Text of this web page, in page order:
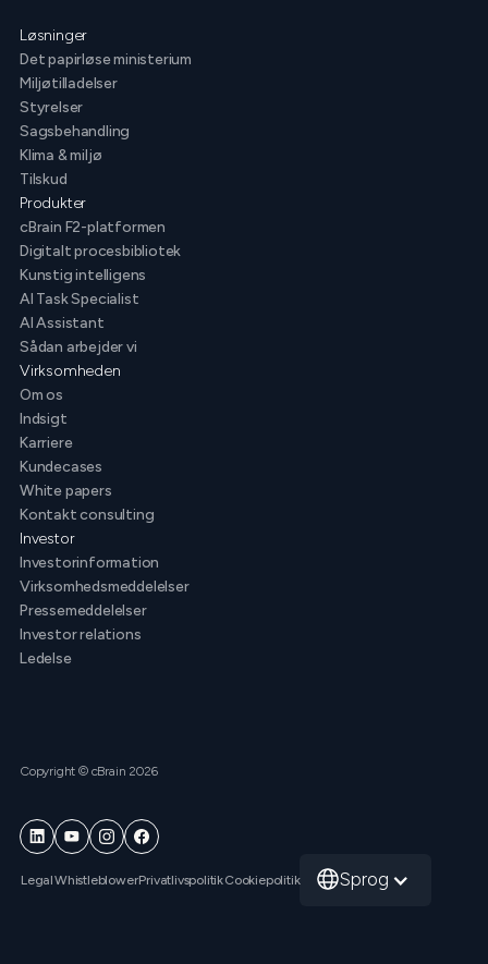
Løsninger
Det papirløse ministerium
Miljøtilladelser
Styrelser
Sagsbehandling
Klima & miljø
Tilskud
Produkter
cBrain F2-platformen
Digitalt procesbibliotek
Kunstig intelligens
AI Task Specialist
AI Assistant
Sådan arbejder vi
Virksomheden
Om os
Indsigt
Karriere
Kundecases
White papers
Kontakt consulting
Investor
Investorinformation
Virksomhedsmeddelelser
Pressemeddelelser
Investor relations
Ledelse
Copyright © cBrain 2026
LegalWhistleblowerPrivatlivspolitikCookiepolitik Sprog